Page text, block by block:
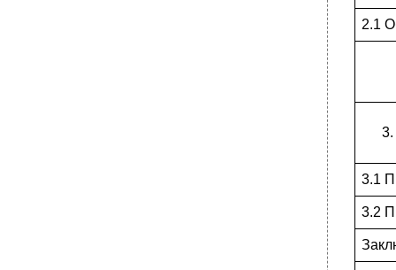
2.1
3.1
3.2